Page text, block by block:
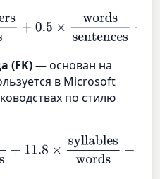
+ 0.5 ×words sentences
(FK)— основан на
в Microsoft
по стилю
11.8 × syllableswords−